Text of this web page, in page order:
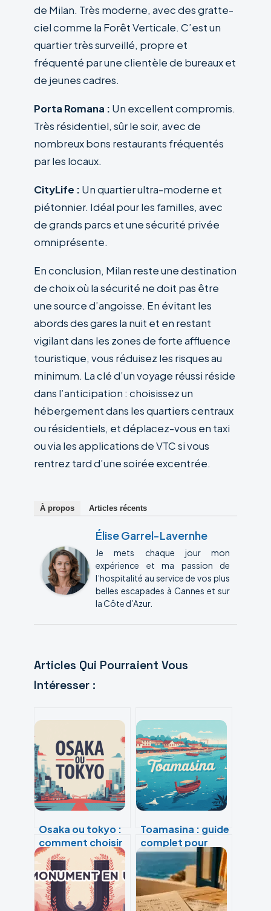
de Milan. Très moderne, avec des gratte-
ciel comme la Forêt Verticale. C’est un
quartier très surveillé, propre et
fréquenté par une clientèle de bureaux et
de jeunes cadres.
Porta Romana : Un excellent compromis.
Très résidentiel, sûr le soir, avec de
nombreux bons restaurants fréquentés
par les locaux.
CityLife : Un quartier ultra-moderne et
piétonnier. Idéal pour les familles, avec
de grands parcs et une sécurité privée
omniprésente.
En conclusion, Milan reste une destination
de choix où la sécurité ne doit pas être
une source d’angoisse. En évitant les
abords des gares la nuit et en restant
vigilant dans les zones de forte affluence
touristique, vous réduisez les risques au
minimum. La clé d’un voyage réussi réside
dans l’anticipation : choisissez un
hébergement dans les quartiers centraux
ou résidentiels, et déplacez-vous en taxi
ou via les applications de VTC si vous
rentrez tard d’une soirée excentrée.
À propos Articles récents
Élise Garrel-Lavernhe
Je mets chaque jour mon
expérience et ma passion de
l’hospitalité au service de vos plus
belles escapades à Cannes et sur
la Côte d’Azur.
Articles Qui Pourraient Vous
Intéresser :
Osaka ou tokyo :
comment choisir
la meilleure ville
pour votre
voyage au japon
Toamasina : guide
complet pour
découvrir le grand
port de
madagascar